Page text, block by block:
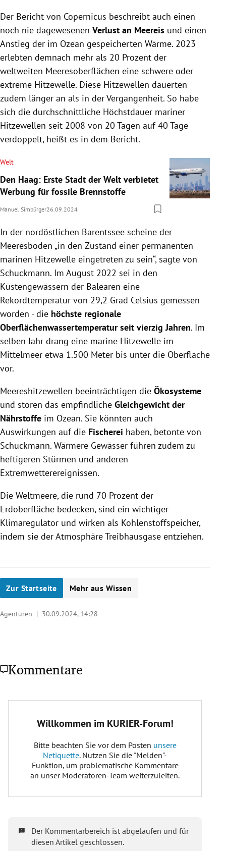
Der Bericht von Copernicus beschreibt auch einen
noch nie dagewesenen Verlust an Meereis und einen
Anstieg der im Ozean gespeicherten Wärme. 2023
erlebten demnach mehr als 20 Prozent der
weltweiten Meeresoberflächen eine schwere oder
extreme Hitzewelle. Diese Hitzewellen dauerten
zudem länger an als in der Vergangenheit. So habe
sich die durchschnittliche Höchstdauer mariner
Hitzewellen seit 2008 von 20 Tagen auf 40 Tage
verdoppelt, heißt es in dem Bericht.
Welt
Den Haag: Erste Stadt der Welt verbietet
Werbung für fossile Brennstoffe
Manuel Simbürger26.09.2024
In der nordöstlichen Barentssee scheine der
Meeresboden „in den Zustand einer permanenten
marinen Hitzewelle eingetreten zu sein“, sagte von
Schuckmann. Im August 2022 sei in den
Küstengewässern der Balearen eine
Rekordtemperatur von 29,2 Grad Celsius gemessen
worden - die höchste regionale
Oberflächenwassertemperatur seit vierzig Jahren. Im
selben Jahr drang eine marine Hitzewelle im
Mittelmeer etwa 1.500 Meter bis unter die Oberfläche
vor.
Meereshitzewellen beeinträchtigen die Ökosysteme
und stören das empfindliche Gleichgewicht der
Nährstoffe im Ozean. Sie könnten auch
Auswirkungen auf die Fischerei haben, betonte von
Schuckmann. Wärmere Gewässer führen zudem zu
heftigeren Stürmen und anderen
Extremwetterereignissen.
Die Weltmeere, die rund 70 Prozent der
Erdoberfläche bedecken, sind ein wichtiger
Klimaregulator und wirken als Kohlenstoffspeicher,
indem sie der Atmosphäre Treibhausgase entziehen.
Zur Startseite Mehr aus Wissen
Agenturen | 30.09.2024, 14:28
Kommentare